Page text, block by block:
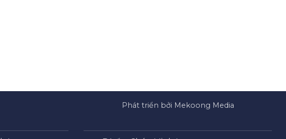
Phát triển bởi Mekoong Media